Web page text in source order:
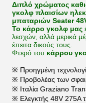
Διπλό χρώματος
γκολφ πλαισίων
μπαταριών Seater
Το κάρρο γκολφ μας
λεσχών, αλλά μερικά
έπειτα δικούς τους.
Φτερό του κάρρου
※ Προηγμένη
※ Προβολέας των
※ Ιταλία Graziano
※ Ελεγκτής 48V 275A